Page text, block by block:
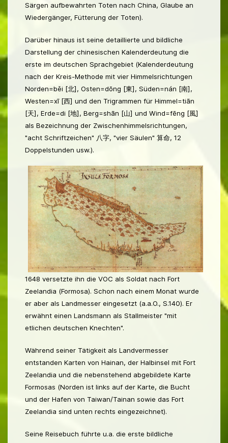
Särgen aufbewahrten Toten nach China, Glaube an
Wiedergänger, Fütterung der Toten).
Darüber hinaus ist seine detaillierte und bildliche
Darstellung der chinesischen Kalenderdeutung die
erste im deutschen Sprachgebiet (Kalenderdeutung
nach der Kreis-Methode mit vier Himmelsrichtungen
Norden=běi [北], Osten=dōng [東], Süden=nán [南],
Westen=xī [西] und den Trigrammen für Himmel=tiān
[天], Erde=di [地], Berg=shān [山] und Wind=fēng [風]
als Bezeichnung der Zwischenhimmelsrichtungen,
"acht Schriftzeichen" 八字, "vier Säulen" 算命, 12
Doppelstunden usw.).
1648 versetzte ihn die VOC als Soldat nach Fort
Zeelandia (Formosa). Schon nach einem Monat wurde
er aber als Landmesser eingesetzt (a.a.O., S.140). Er
erwähnt einen Landsmann als Stallmeister "mit
etlichen deutschen Knechten".
Während seiner Tätigkeit als Landvermesser
entstanden Karten von Hainan, der Halbinsel mit Fort
Zeelandia und die nebenstehend abgebildete Karte
Formosas (Norden ist links auf der Karte, die Bucht
und der Hafen von Taiwan/Tainan sowie das Fort
Zeelandia sind unten rechts eingezeichnet).
Seine Reisebuch führte u.a. die erste bildliche